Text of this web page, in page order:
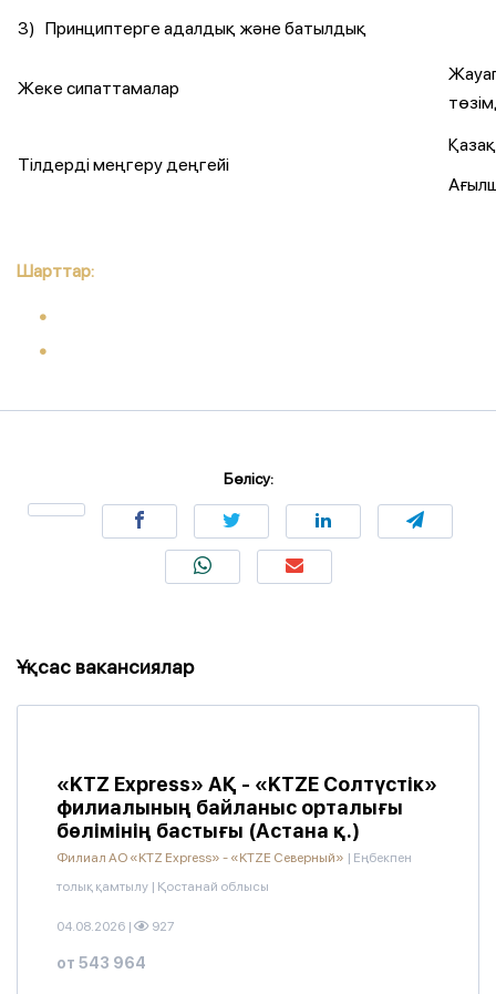
3) Принциптерге адалдық және батылдық
Жеке сипаттамалар
Тілдерді меңгеру деңгейі
Шарттар:
Бөлісу:
Ұқсас вакансиялар
«KTZ Express» АҚ - «KTZE Солтүстік»
филиалының байланыс орталығы
бөлімінің бастығы (Астана қ.)
Филиал АО «KTZ Express» - «KTZE Северный» | Еңбекпен
толық қамтылу | Қостанай облысы
04.08.2026 | 927
от 543 964